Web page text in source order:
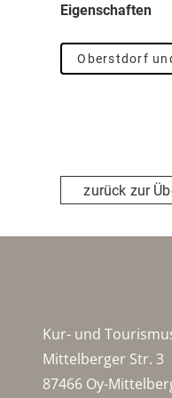
Eigenschaften
Oberstdorf
zurück zur
Kur- und
Mittelberger Str. 3
87466 Oy-